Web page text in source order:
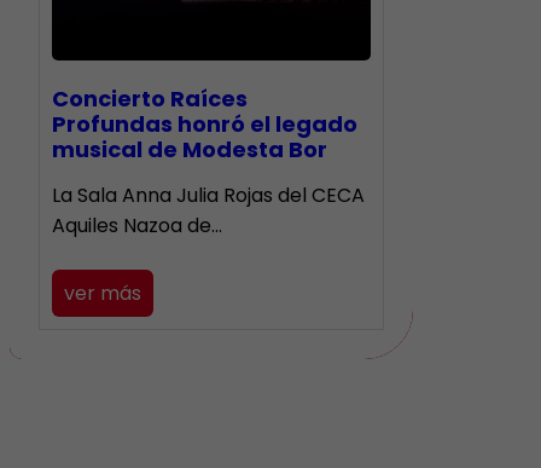
​Concierto Raíces
Profundas honró el legado
musical de Modesta Bor
La Sala Anna Julia Rojas del CECA
Aquiles Nazoa de…
ver más